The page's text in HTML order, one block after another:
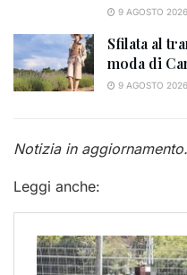
9 AGOSTO 2026
Sfilata al
moda di
9 AGOSTO 2026
Notizia in
Leggi anche: